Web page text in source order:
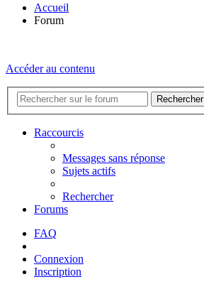
Accueil
Forum
Accéder au contenu
Rechercher
Raccourcis
Messages sans réponse
Sujets actifs
Rechercher
Forums
FAQ
Connexion
Inscription